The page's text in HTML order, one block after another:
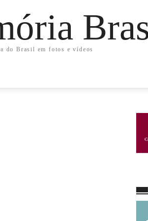
do Brasil em fotos e vídeos